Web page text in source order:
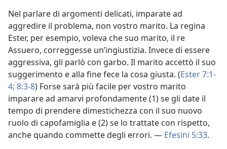
Nel parlare di argomenti delicati, imparate ad
aggredire il problema, non vostro marito. La regina
Ester, per esempio, voleva che suo marito, il re
Assuero, correggesse un’ingiustizia. Invece di essere
aggressiva, gli parlò con garbo. Il marito accettò il suo
suggerimento e alla fine fece la cosa giusta. (Ester 7:1-
4; 8:3-8) Forse sarà più facile per vostro marito
imparare ad amarvi profondamente (1) se gli date il
tempo di prendere dimestichezza con il suo nuovo
ruolo di capofamiglia e (2) se lo trattate con rispetto,
anche quando commette degli errori. — Efesini 5:33.